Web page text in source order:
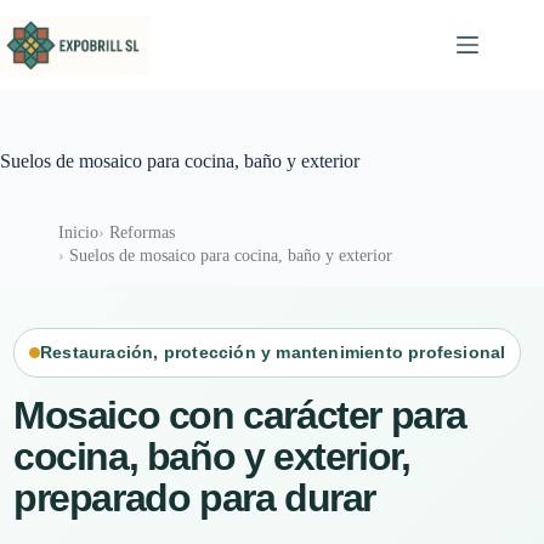
Suelos de mosaico para cocina, baño y exterior
Inicio
Reformas
Suelos de mosaico para cocina, baño y exterior
Restauración, protección y mantenimiento profesional
Mosaico con carácter para
cocina, baño y exterior,
preparado para durar